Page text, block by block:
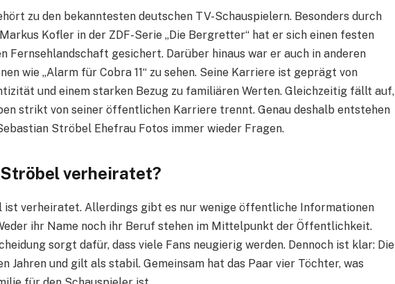
zu den bekanntesten deutschen TV-Schauspielern. Besonders durch
Kofler in der ZDF-Serie „Die Bergretter“ hat er sich einen festen
Fernsehlandschaft gesichert. Darüber hinaus war er auch in anderen
wie „Alarm für Cobra 11“ zu sehen. Seine Karriere ist geprägt von
und einem starken Bezug zu familiären Werten. Gleichzeitig fällt auf,
strikt von seiner öffentlichen Karriere trennt. Genau deshalb entstehen
Ströbel Ehefrau Fotos immer wieder Fragen.
verheiratet?
ist verheiratet. Allerdings gibt es nur wenige öffentliche Informationen
ihr Name noch ihr Beruf stehen im Mittelpunkt der Öffentlichkeit.
sorgt dafür, dass viele Fans neugierig werden. Dennoch ist klar: Die
Jahren und gilt als stabil. Gemeinsam hat das Paar vier Töchter, was